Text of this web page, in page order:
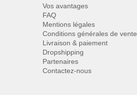
Vos avantages
FAQ
Mentions légales
Conditions générales de vente
Livraison & paiement
Dropshipping
Partenaires
Contactez-nous